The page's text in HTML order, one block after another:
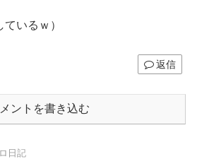
いるｗ）
返信
ントを書き込む
日記